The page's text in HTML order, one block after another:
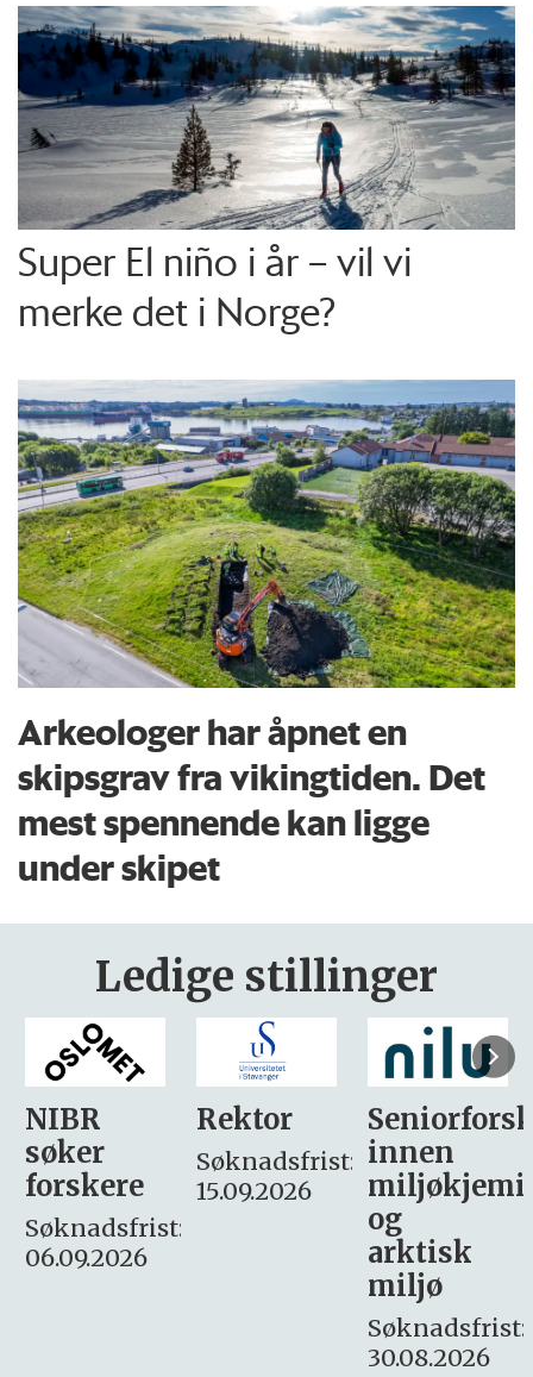
Super El niño i år – vil vi
merke det i Norge?
Arkeologer har åpnet en
skipsgrav fra vikingtiden. Det
mest spennende kan ligge
under skipet
Ledige stillinger
Rektor
Søknadsfrist:
15.09.2026
Seniorforsker
innen
miljøkjemi
søker
– fast
Søknadsfrist:
16. august.